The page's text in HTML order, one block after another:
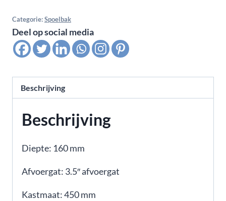
Categorie: Spoelbak
Deel op social media
Beschrijving
Beschrijving
Diepte: 160 mm
Afvoergat: 3.5″ afvoergat
Kastmaat:450 mm